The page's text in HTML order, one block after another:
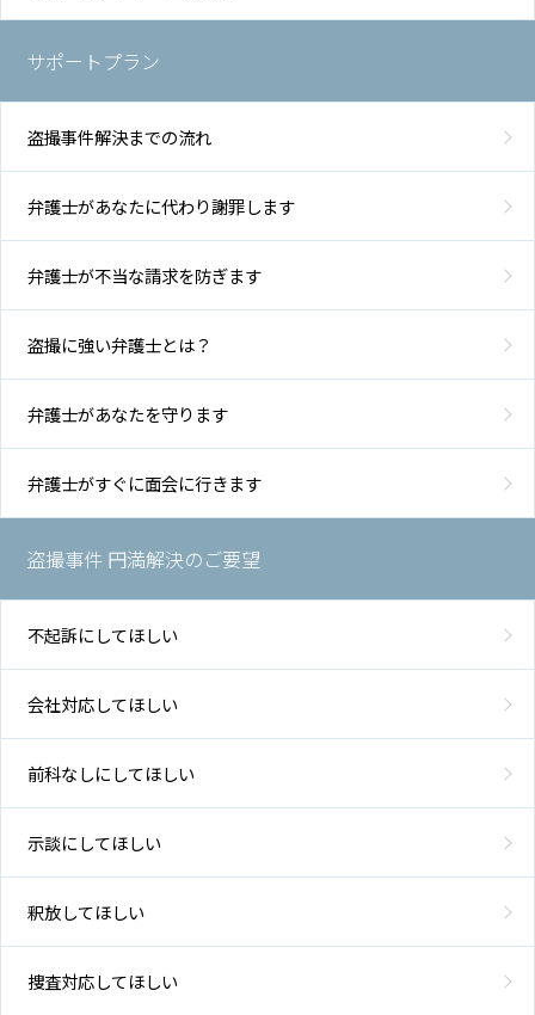
サポートプラン
盗撮事件解決までの流れ
弁護士があなたに代わり謝罪します
弁護士が不当な請求を防ぎます
盗撮に強い弁護士とは？
弁護士があなたを守ります
弁護士がすぐに面会に行きます
盗撮事件 円満解決のご要望
不起訴にしてほしい
会社対応してほしい
前科なしにしてほしい
示談にしてほしい
釈放してほしい
捜査対応してほしい